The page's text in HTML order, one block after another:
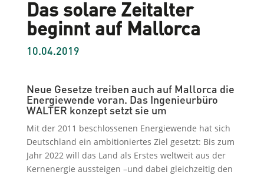
Das solare Zeitalter
beginnt auf Mallorca
10.04.2019
Neue Gesetze treiben auch auf Mallorca die
Energiewende voran. Das Ingenieurbüro
WALTER konzept setzt sie um
Mit der 2011 beschlossenen Energiewende hat sich
Deutschland ein ambitioniertes Ziel gesetzt: Bis zum
Jahr 2022 will das Land als Erstes weltweit aus der
Kernenergie aussteigen –und dabei gleichzeitig den